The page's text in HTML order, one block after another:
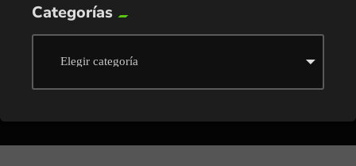
Categorías